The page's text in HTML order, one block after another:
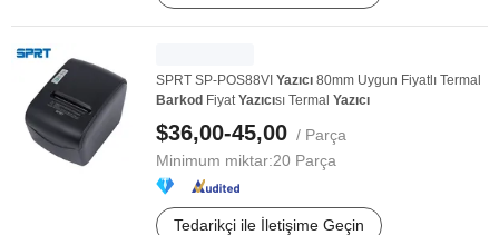
SPRT SP-POS88VI Yazıcı 80mm Uygun Fiyatlı Termal
Barkod FiyatYazıcısı Termal Yazıcı
$36,00-45,00 / Parça
Minimum miktar:20 Parça
Tedarikçi ile İletişime Geçin